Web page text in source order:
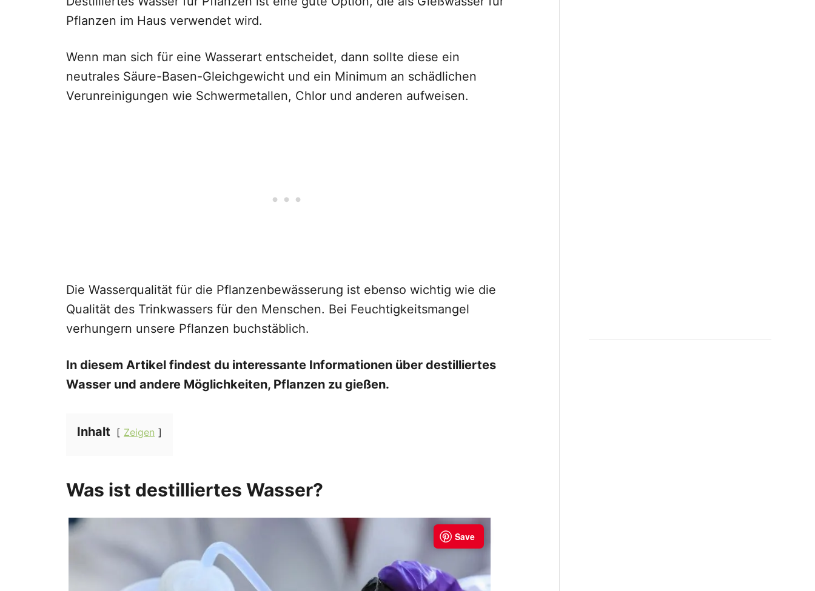
Pflanzen im Haus verwendet wird.
Wenn man sich für eine Wasserart entscheidet, dann sollte diese ein
neutrales Säure-Basen-Gleichgewicht und ein Minimum an schädlichen
Verunreinigungen wie Schwermetallen, Chlor und anderen aufweisen.
Die Wasserqualität für die Pflanzenbewässerung ist ebenso wichtig wie die
Qualität des Trinkwassers für den Menschen. Bei Feuchtigkeitsmangel
verhungern unsere Pflanzen buchstäblich.
In diesem Artikel findest du interessante Informationen über destilliertes
Wasser und andere Möglichkeiten, Pflanzen zu gießen.
Inhalt Zeigen
Was ist destilliertes Wasser?